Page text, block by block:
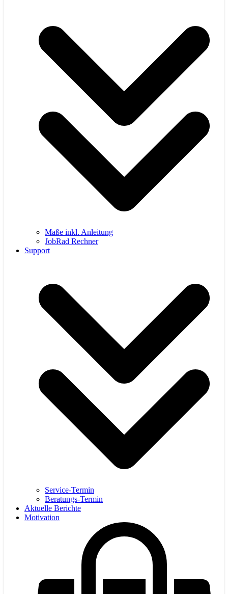
Maße inkl. Anleitung
JobRad Rechner
Support
Service-Termin
Beratungs-Termin
Aktuelle Berichte
Motivation